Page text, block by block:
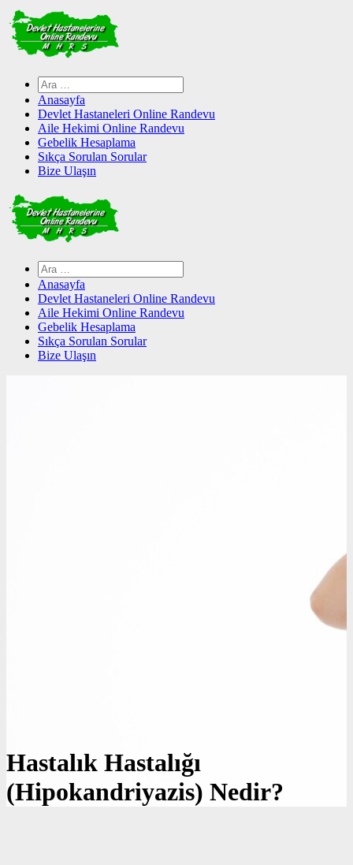
Skip
to
content
Arama:
Anasayfa
Devlet Hastaneleri Online Randevu
Aile Hekimi Online Randevu
Gebelik Hesaplama
Sıkça Sorulan Sorular
Bize Ulaşın
Arama:
Anasayfa
Devlet Hastaneleri Online Randevu
Aile Hekimi Online Randevu
Gebelik Hesaplama
Sıkça Sorulan Sorular
Bize Ulaşın
Hastalık Hastalığı
(Hipokandriyazis) Nedir?